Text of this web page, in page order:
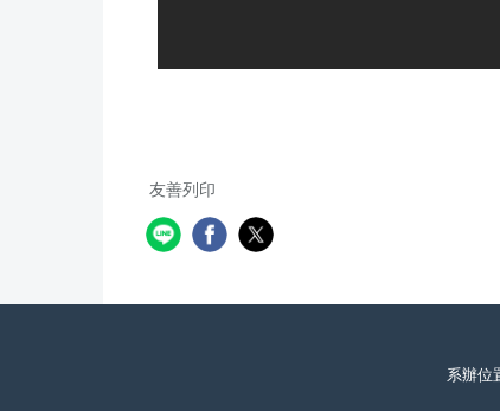
友善列印
系辦位置：